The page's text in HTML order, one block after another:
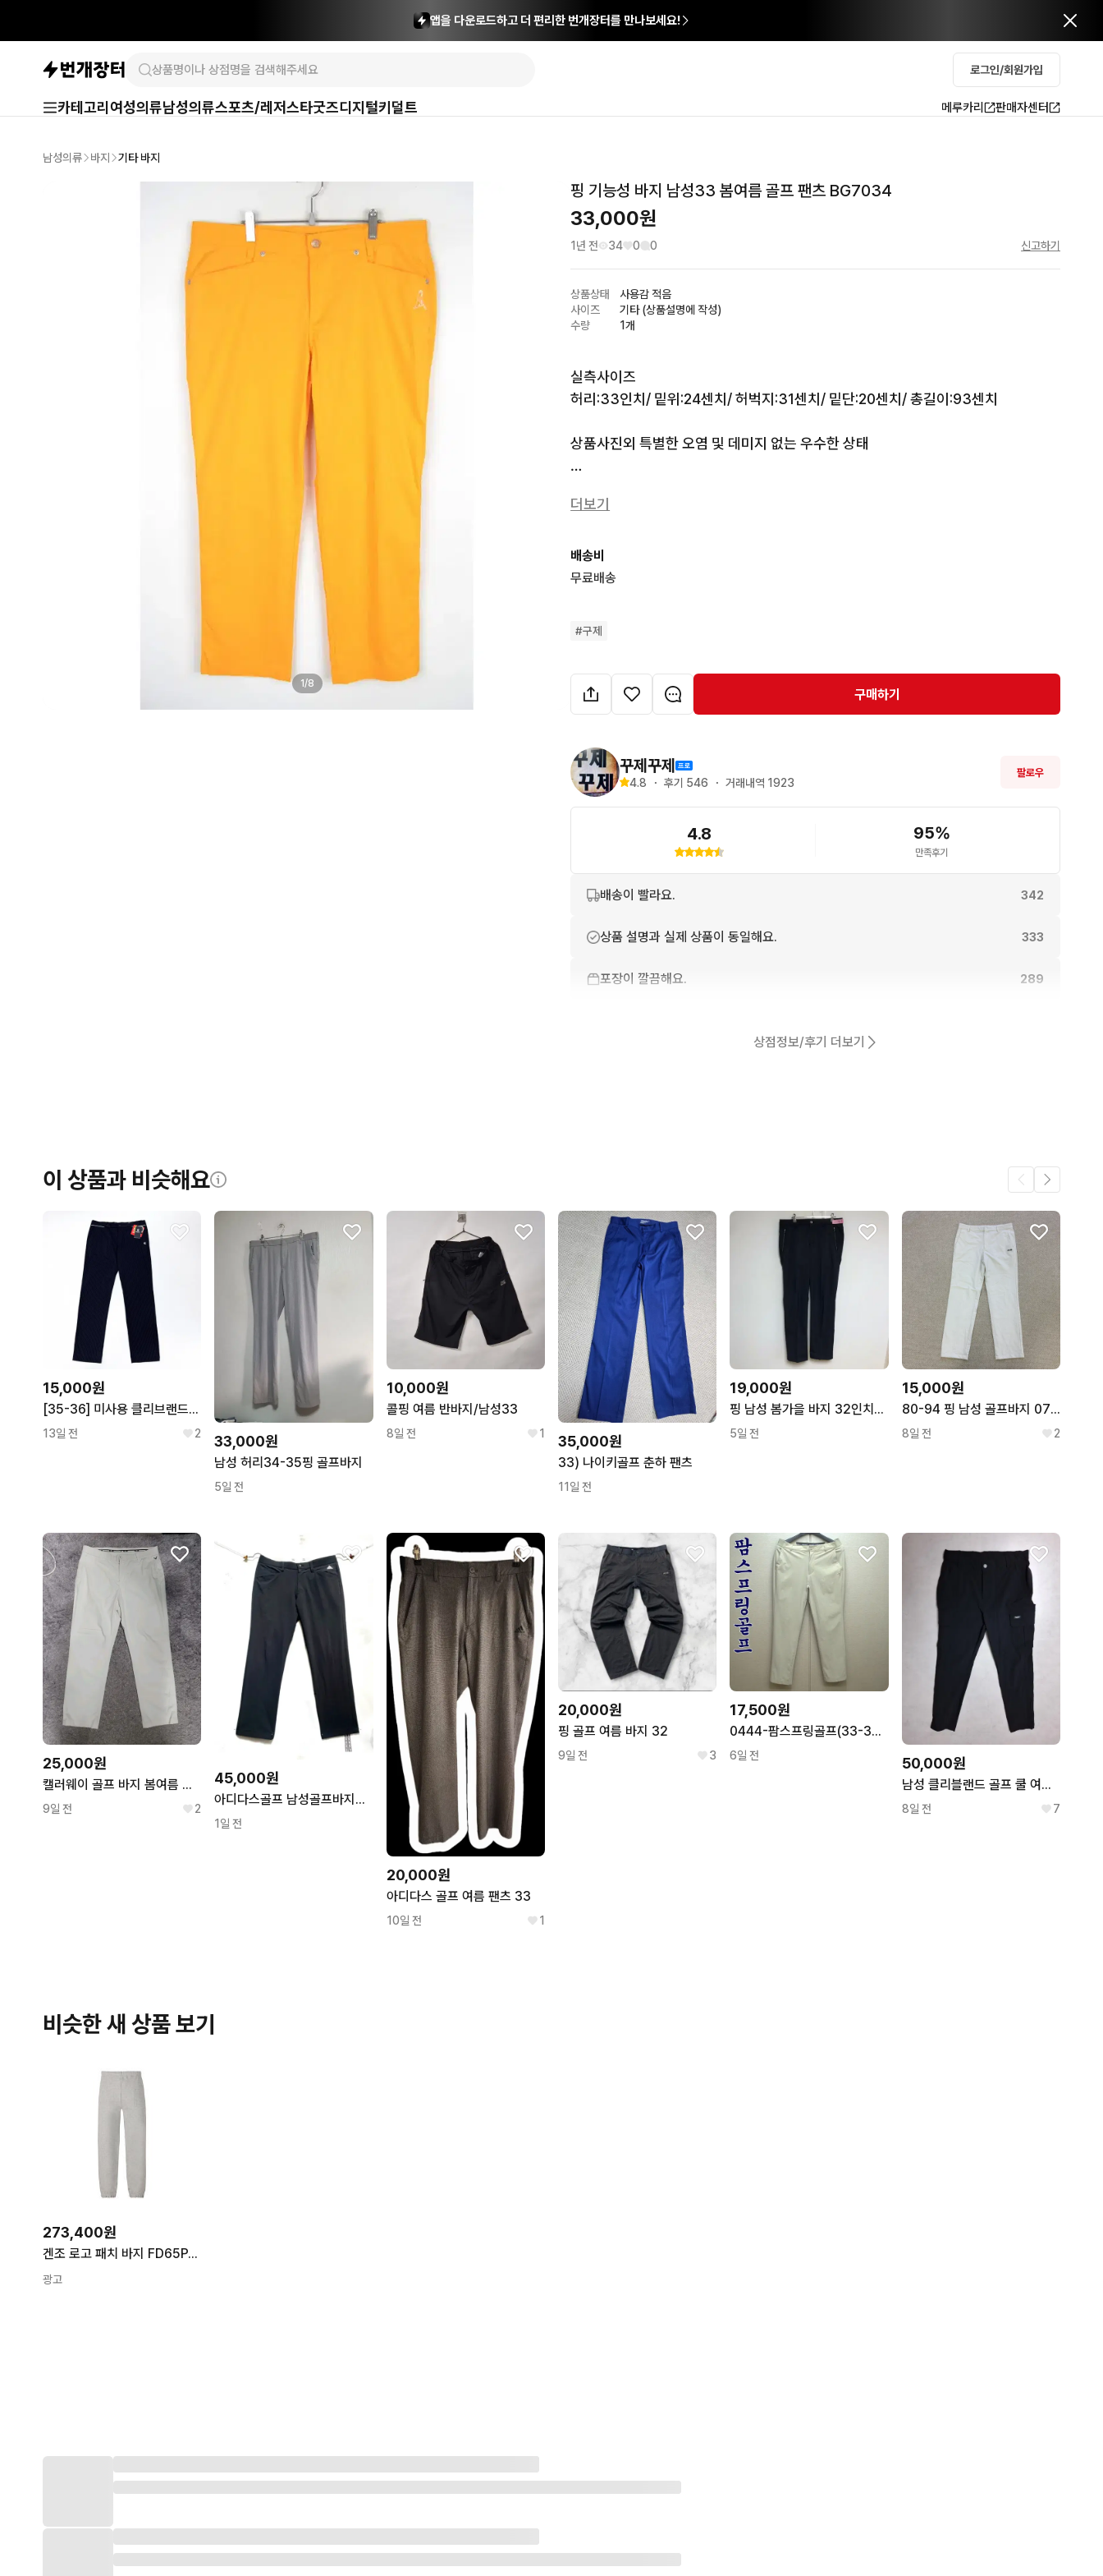
앱을 다운로드하고 더 편리한 번개장터를 만나보세요!
로그인/회원가입
카테고리 여성의류남성의류스포츠/레저스타굿즈디지털키덜트 메루카리 판매자센터
남성의류 바지 기타 바지
1/8
핑 기능성 바지 남성33 봄여름 골프 팬츠 BG7034
33,000원
1년 전 34 0 0 신고하기
상품상태
사용감 적음
사이즈
기타 (상품설명에 작성)
수량
1개
실측사이즈
허리:33인치/ 밑위:24센치/ 허벅지:31센치/ 밑단:20센치/ 총길이:93센치
상품사진외 특별한 오염 및 데미지 없는 우수한 상태
*** 제주도3000원, 기타도서산간 5000원 추가
더보기
배송비
무료배송
#구제
구매하기
꾸제꾸제
4.8 ・ 후기 546 ・ 거래내역 1923
팔로우
4.8 95%
만족후기
배송이 빨라요. 342
상품 설명과 실제 상품이 동일해요. 333
포장이 깔끔해요. 289
상점정보/후기 더보기
이 상품과 비슷해요
15,000원
[35-36] 미사용 클리브랜드 골프 네이비 하계 기능성 밴딩 팬츠
13일 전 2 33,000원
남성 허리34-35핑 골프바지
5일 전
10,000원
콜핑 여름 반바지/남성33
8일 전 1 35,000원
33) 나이키골프 춘하 팬츠
11일 전
19,000원
핑 남성 봄가을 바지 32인치@9972
5일 전
15,000원
80-94 핑 남성 골프바지 0727D2
8일 전 2
25,000원
캘러웨이 골프 바지 봄여름 팬츠 화이트 33~34
9일 전 2
45,000원
아디다스골프 남성골프바지34/스판바지/
1일 전
20,000원
아디다스 골프 여름 팬츠 33
10일 전 1
20,000원
핑 골프 여름 바지 32
9일 전 3
17,500원
0444-팜스프링골프(33-34)춘하,기능성바지/구제시장
6일 전 50,000원
남성 클리블랜드 골프 쿨 여름 골프바지 (사방스판33-34)
8일 전 7
비슷한 새 상품 보기
273,400원
겐조 로고 패치 바지 FD65PA7034ME 94 GREY 남성 FW23
광고